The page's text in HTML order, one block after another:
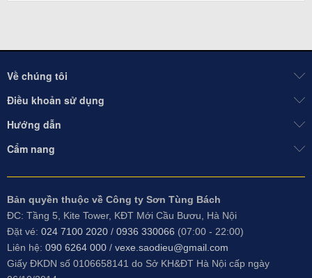
Về chúng tôi
Điều khoản sử dụng
Hướng dẫn
Cẩm nang
Bản quyền thuộc về Công ty Sơn Tùng Bách
ĐC: Tầng 5, Kite Tower, KĐT Mới Cầu Bươu, Hà Nội
Đặt vé: 024 7100 2020 / 0936 330066 (07:00 - 22:00)
Liên hệ: 090 6264 000 / vexe.saodieu@gmail.com
Giấy ĐKDN số 0106658141 do Sở KH&ĐT Hà Nội cấp ngày